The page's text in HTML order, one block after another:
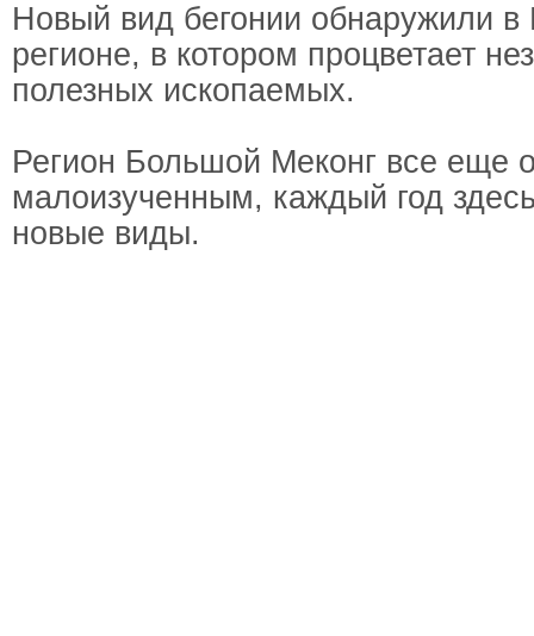
Новый вид бегонии обнаружили
регионе, в котором процветает
полезных ископаемых.
Регион Большой Меконг все еще
малоизученным, каждый год
новые виды.